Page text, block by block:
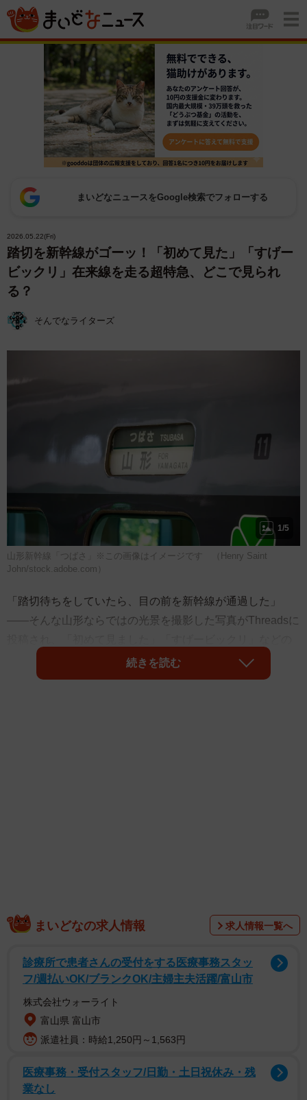
まいどなニュースをGoogle検索でフォローする
2026.05.22(Fri)
踏切を新幹線がゴーッ！「初めて見た」「すげー
ビックリ」在来線を走る超特急、どこで見られ
る？
そんでなライターズ
1/5
山形新幹線「つばさ」※この画像はイメージです （Henry Saint
John/stock.adobe.com）
「踏切待ちをしていたら、目の前を新幹線が通過した」
――そんな山形ならではの光景を撮影した写真がThreadsに
声が寄せられ、4200件以上のいいねを集めました。
目の前を山形新幹線「つばさ」が走り抜ける様子が写って
写真が撮影されたのは、佐竹さんが家族で車移動をしてい
たときのこと。踏切が下りてきたため停車し、県外出身の
妻に「そういえば新幹線が通るかもよ」と声をかけたとこ
ろ、「写真撮りたい！」となり、妻が撮影したといいま
「それほど速いスピードではなく、音も在来線同様です
続きを読む
まいどなの求人情報 求人情報一覧へ
診療所で患者さんの受付をする医療事務スタッ
フ/週払いOK/ブランクOK/主婦主夫活躍/富山市
株式会社ウォーライト
富山県 富山市
派遣社員：時給1,250円～1,563円
医療事務・受付スタッフ/日勤・土日祝休み・残
業なし